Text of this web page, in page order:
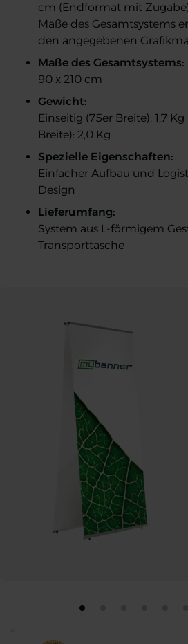
cm (Endformat mit
Maße des Gesamtsystems
den angegebenen
Maße des Gesamtsystems:
90 x 210 cm
Gewicht:
Einseitig (75er Breite): 1,7
Breite): 2,0 Kg
Spezielle Eigenschaften:
Einfacher Aufbau und
Design
Lieferumfang:
System aus L-förmigem
Transporttasche